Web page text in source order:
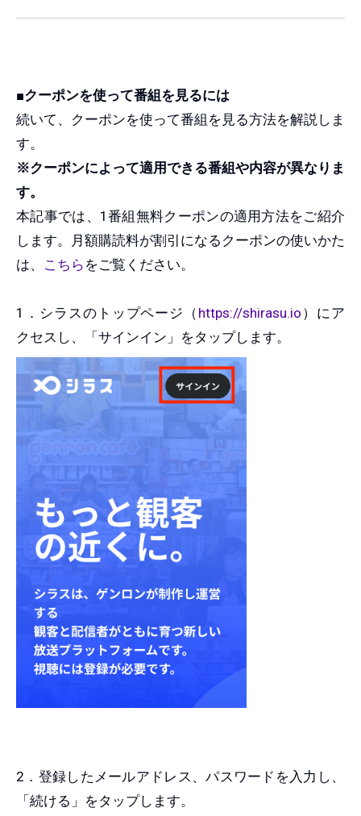
■クーポンを使って番組を見るには
続いて、クーポンを使って番組を見る方法を解説しま
す。
※クーポンによって適用できる番組や内容が異なりま
す。
本記事では、1番組無料クーポンの適用方法をご紹介
します。月額購読料が割引になるクーポンの使いかた
は、 こちら をご覧ください。
1．シラスのトップページ（ https://shirasu.io ）にア
クセスし、「サインイン」をタップします。
2．登録したメールアドレス、パスワードを入力し、
「続ける」をタップします。